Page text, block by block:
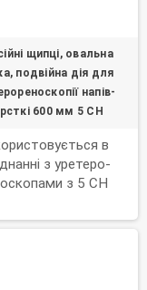
щипці, овальна
подвійна дія для
напів-
600 мм 5 CH
в
з уретеро-
з 5 CH